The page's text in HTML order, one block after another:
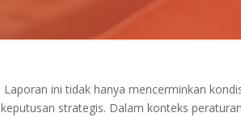
ini tidak hanya mencerminkan
strategis. Dalam konteks peraturan